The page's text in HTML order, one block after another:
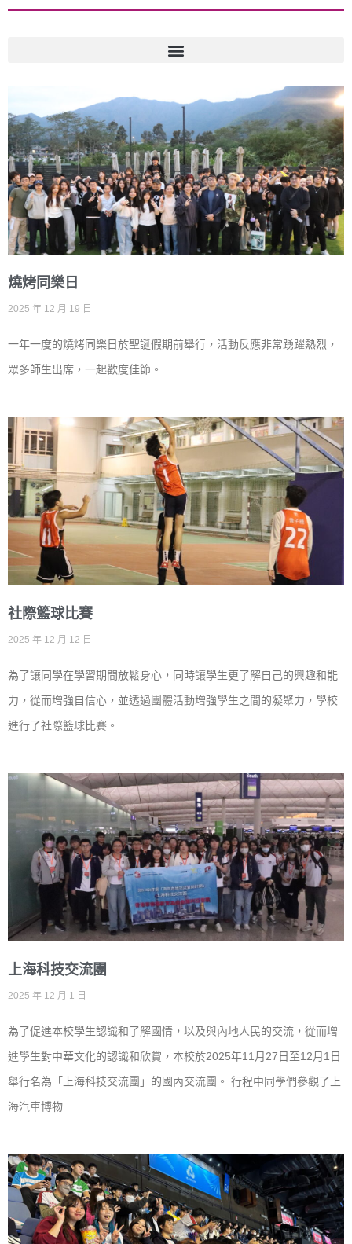
燒烤同樂日
2025 年 12 月 19 日
一年一度的燒烤同樂日於聖誕假期前舉行，活動反應非常踴躍熱烈，
眾多師生出席，一起歡度佳節。
社際籃球比賽
2025 年 12 月 12 日
為了讓同學在學習期間放鬆身心，同時讓學生更了解自己的興趣和能
力，從而增強自信心，並透過團體活動增強學生之間的凝聚力，學校
進行了社際籃球比賽。
上海科技交流團
2025 年 12 月 1 日
為了促進本校學生認識和了解國情，以及與內地人民的交流，從而增
進學生對中華文化的認識和欣賞，本校於2025年11月27日至12月1日
舉行名為「上海科技交流團」的國內交流團。 行程中同學們參觀了上
海汽車博物